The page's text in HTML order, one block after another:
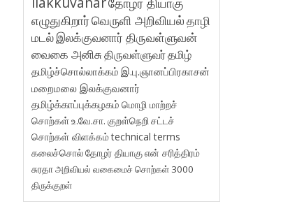
எழுதுகிறார்வெருளி அறிவியல்தாழி
மடல்இலக்குவனார் திருவள்ளுவன்
வைகை அனிசுதிருவள்ளுவர்தமிழ்
தமிழ்ச்சொல்லாக்கம் இ.பு.ஞானப்பிரகாசன்
மறைமலை இலக்குவனார்
தமிழ்க்காப்புக்கழகம் மொழி மாற்றச்
சொற்கள்உ.வே.சா. குறள்நெறி சட்டச்
சொற்கள் விளக்கம்technical terms
கலைச்சொல்தோழர் தியாகுஎன் சரித்திரம்
சுரதாஅறிவியல் வகைமைச் சொற்கள் 3000
திருக்குறள்